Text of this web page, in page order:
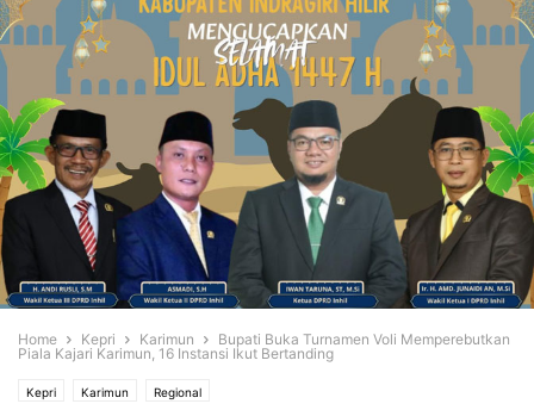
Home Kepri Karimun
Bupati Buka Turnamen Voli Memperebutkan
Piala Kajari Karimun, 16 Instansi Ikut Bertanding
Kepri Karimun Regional